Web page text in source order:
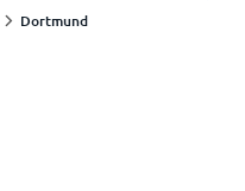
Dortmund